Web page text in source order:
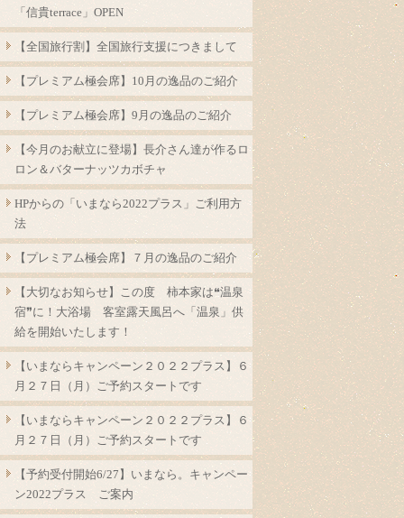
「信貴terrace」OPEN
【全国旅行割】全国旅行支援につきまして
【プレミアム極会席】10月の逸品のご紹介
【プレミアム極会席】9月の逸品のご紹介
【今月のお献立に登場】長介さん達が作るロ
ロン＆バターナッツカボチャ
HPからの「いまなら2022プラス」ご利用方
法
【プレミアム極会席】７月の逸品のご紹介
【大切なお知らせ】この度 柿本家は❝温泉
宿❞に！大浴場 客室露天風呂へ「温泉」供
給を開始いたします！
【いまならキャンペーン２０２２プラス】６
月２７日（月）ご予約スタートです
【いまならキャンペーン２０２２プラス】６
月２７日（月）ご予約スタートです
【予約受付開始6/27】いまなら。キャンペー
ン2022プラス ご案内